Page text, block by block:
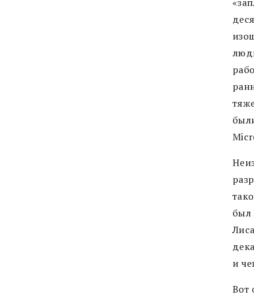
был
и
Вот